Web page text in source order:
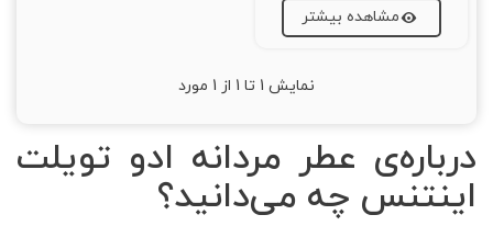
مشاهده بیشتر
نمایش 1 تا 1 از 1 مورد
درباره‌ی عطر مردانه ادو تویلت
اینتنس چه می‌دانید؟